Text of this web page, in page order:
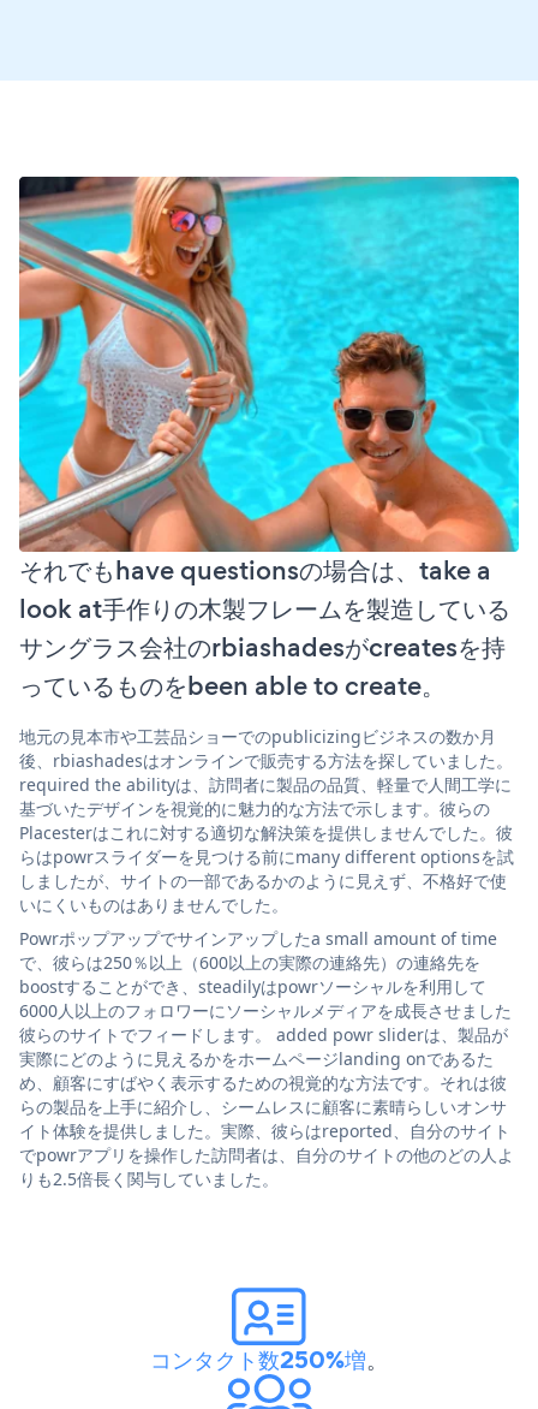
それでもhave questionsの場合は、take a
look at手作りの木製フレームを製造している
サングラス会社のrbiashadesがcreatesを持
っているものをbeen able to create。
地元の見本市や工芸品ショーでのpublicizingビジネスの数か月
後、rbiashadesはオンラインで販売する方法を探していました。
required the abilityは、訪問者に製品の品質、軽量で人間工学に
基づいたデザインを視覚的に魅力的な方法で示します。彼らの
Placesterはこれに対する適切な解決策を提供しませんでした。彼
らはpowrスライダーを見つける前にmany different optionsを試
しましたが、サイトの一部であるかのように見えず、不格好で使
いにくいものはありませんでした。
Powrポップアップでサインアップしたa small amount of time
で、彼らは250％以上（600以上の実際の連絡先）の連絡先を
boostすることができ、steadilyはpowrソーシャルを利用して
6000人以上のフォロワーにソーシャルメディアを成長させました
彼らのサイトでフィードします。 added powr sliderは、製品が
実際にどのように見えるかをホームページlanding onであるた
め、顧客にすばやく表示するための視覚的な方法です。それは彼
らの製品を上手に紹介し、シームレスに顧客に素晴らしいオンサ
イト体験を提供しました。実際、彼らはreported、自分のサイト
でpowrアプリを操作した訪問者は、自分のサイトの他のどの人よ
りも2.5倍長く関与していました。
コンタクト数250%増。